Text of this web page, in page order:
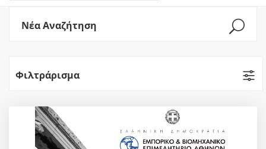
Νέα Αναζήτηση
Φιλτράρισμα